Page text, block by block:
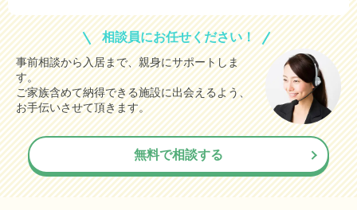
相談員にお任せください！
事前相談から入居まで、親身にサポートしま
す。
ご家族含めて納得できる施設に出会えるよう、
お手伝いさせて頂きます。
無料で相談する